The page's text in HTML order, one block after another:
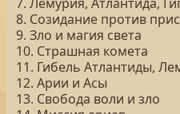
8. Созидание против
9. Зло и магия света
10. Страшная комета
11. Гибель Атлантиды,
12. Арии и Асы
13. Свобода воли и зло